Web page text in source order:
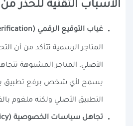
الأسباب التقنية للحذر
غياب التوقيع الرقمي (Digital Signature Verification):
المتاجر الرسمية تتأكد من أن
الأصلي. المتاجر المشبوهة
يسمح لأي شخص برفع
التطبيق الأصلي ولكنه ملغوم
تجاهل سياسات الخصوصية (No Privacy Policy):